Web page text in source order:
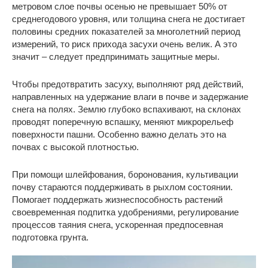
метровом слое почвы осенью не превышает 50% от
среднегодового уровня, или толщина снега не достигает
половины средних показателей за многолетний период
измерений, то риск прихода засухи очень велик. А это
значит – следует предпринимать защитные меры.
Чтобы предотвратить засуху, выполняют ряд действий,
направленных на удержание влаги в почве и задержание
снега на полях. Землю глубоко вспахивают, на склонах
проводят поперечную вспашку, меняют микрорельеф
поверхности пашни. Особенно важно делать это на
почвах с высокой плотностью.
При помощи шлейфования, боронования, культивации
почву стараются поддерживать в рыхлом состоянии.
Помогает поддержать жизнеспособность растений
своевременная подпитка удобрениями, регулирование
процессов таяния снега, ускоренная предпосевная
подготовка грунта.